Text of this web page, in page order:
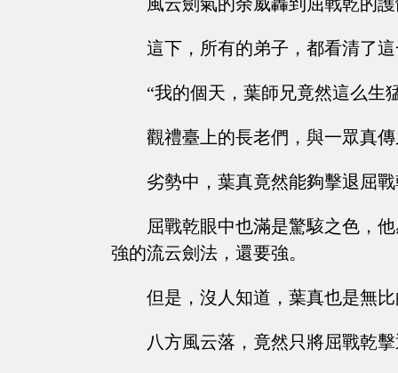
這下，所有的弟子，都看清了
“我的個天，葉師兄竟然這么生
觀禮臺上的長老們，與一眾真
劣勢中，葉真竟然能夠擊退屈
屈戰乾眼中也滿是驚駭之色，
強的流云劍法，還要強。
但是，沒人知道，葉真也是無
八方風云落，竟然只將屈戰乾